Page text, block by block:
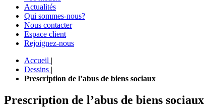
Actualités
Qui sommes-nous?
Nous contacter
Espace client
Rejoignez-nous
Accueil |
Dessins |
Prescription de l’abus de biens sociaux
Prescription de l’abus de biens sociaux